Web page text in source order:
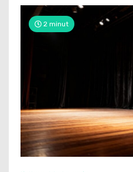
2 minut